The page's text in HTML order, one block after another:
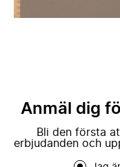
Anmäl dig
Bli den första
erbjudanden och